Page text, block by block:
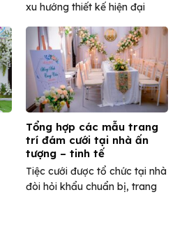
xu hướng thiết kế hiện đại
Tổng hợp các mẫu trang
trí đám cưới tại nhà ấn
tượng – tinh tế
Tiệc cưới được tổ chức tại nhà
đòi hỏi khẩu chuẩn bị, trang